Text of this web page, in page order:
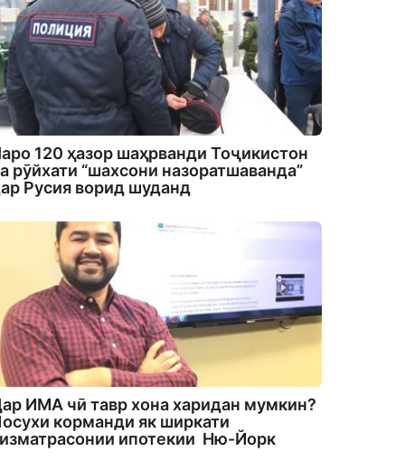
120 ҳазор шаҳрванди Тоҷикистон
рӯйхати “шахсони назоратшаванда”
Русия ворид шуданд
ИМА чӣ тавр хона харидан мумкин?
корманди як ширкати
ипотекии Ню-Йорк